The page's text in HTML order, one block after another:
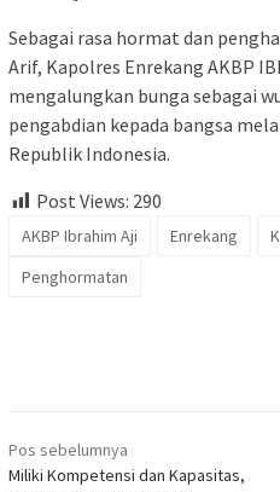
Sebagai rasa hormat dan
Arif, Kapolres Enrekang AKBP
mengalungkan bunga sebagai
pengabdian kepada bangsa
Republik Indonesia.
Post Views: 290
AKBP Ibrahim Aji Enrekang
Penghormatan
Navigasi
pos
Pos sebelumnya
Miliki Kompetensi dan Kapasitas,